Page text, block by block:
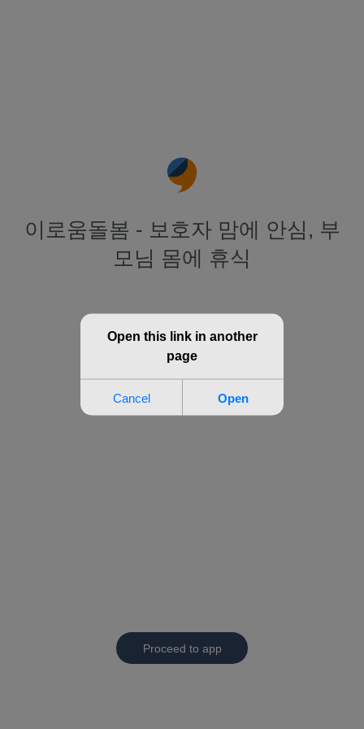
이로움돌봄 - 보호자 맘에 안심, 부
모님 몸에 휴식
Proceed to app